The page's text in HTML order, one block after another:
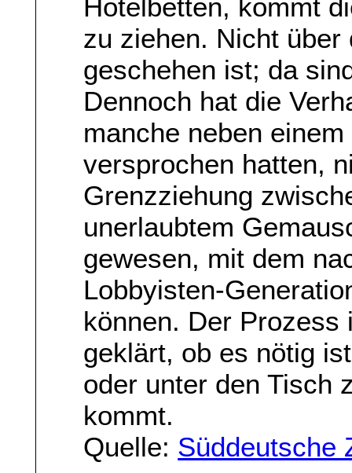
Hotelbetten, kommt
zu ziehen. Nicht
geschehen ist; da
Dennoch hat die
manche neben
versprochen hatten,
Grenzziehung
unerlaubtem
gewesen, mit dem
Lobbyisten-
können. Der Prozess
geklärt, ob es nötig
oder unter den Tisch
kommt.
Quelle: Süddeutsche